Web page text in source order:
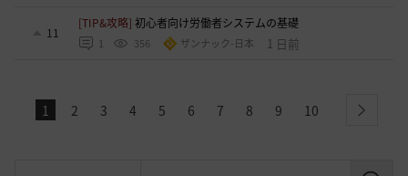
11
[TIP&攻略]初心者向け労働者システムの基礎
1 356 ザンナック-日本 1 日前
1 2 3 4 5 6 7 8 9 10 next